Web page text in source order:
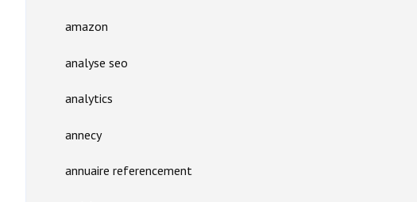
amazon
analyse seo
analytics
annecy
annuaire referencement